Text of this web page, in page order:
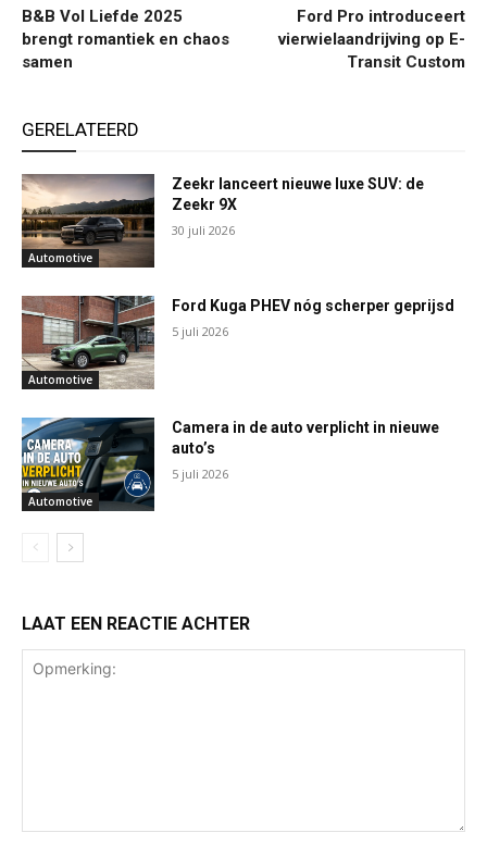
B&B Vol Liefde 2025
brengt romantiek en chaos
samen
Ford Pro introduceert
vierwielaandrijving op E-
Transit Custom
GERELATEERD
Automotive
Zeekr lanceert nieuwe luxe SUV: de
Zeekr 9X
30 juli 2026
Automotive
Ford Kuga PHEV nóg scherper geprijsd
5 juli 2026
Automotive
Camera in de auto verplicht in nieuwe
auto’s
5 juli 2026
LAAT EEN REACTIE ACHTER